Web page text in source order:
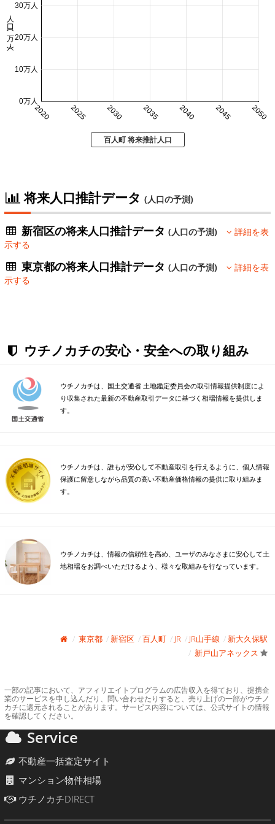
2020 2025 2030 2035 2040 2045 2050
0万人
10万人
20万人
30万人
人口 (万人)
百人町 将来推計人口
将来人口推計データ (人口の予測)
新宿区の将来人口推計データ(人口の予測)
詳細を表
示する
東京都の将来人口推計データ(人口の予測)
詳細を表
示する
ウチノカチの安心・安全への取り組み
ウチノカチは、国土交通省 土地鑑定委員会の取引情報提供制度によ
り収集された最新の不動産取引データに基づく相場情報を提供しま
す。
ウチノカチは、誰もが安心して不動産取引を行えるように、個人情報
保護に留意しながら品質の高い不動産価格情報の提供に取り組みま
す。
ウチノカチは、情報の信頼性を高め、ユーザのみなさまに安心して土
地相場をお調べいただけるよう、様々な取組みを行なっています。
東京都 新宿区 百人町 JR JR山手線
新大久保駅
新戸山アネックス
一部の記事において、アフィリエイトプログラムの広告収入を得ており、提携企
業のサービスを申し込んだり、問い合わせたりすると、売り上げの一部がウチノ
カチに還元されることがあります。サービス内容については、公式サイトの情報
を確認してください。
Service
不動産一括査定サイト
マンション物件相場
ウチノカチDIRECT